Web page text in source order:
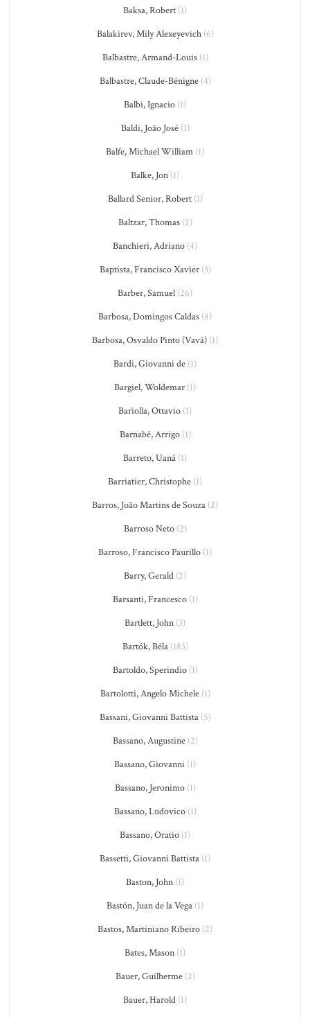
Baksa, Robert (1)
Balakirev, Mily Alexeyevich(6)
Balbastre, Armand-Louis(1)
Balbastre, Claude-Bénigne(4)
Balbi, Ignacio (1)
Baldi, João José(1)
Balfe, Michael William (1)
Balke, Jon (1)
Ballard Senior, Robert(1)
Baltzar, Thomas(2)
Banchieri, Adriano (4)
Baptista, Francisco Xavier(3)
Barber, Samuel (26)
Barbosa, Domingos Caldas (8)
Barbosa, Osvaldo Pinto (Vavá) (1)
Bardi, Giovanni de (1)
Bargiel, Woldemar (1)
Bariolla, Ottavio (1)
Barnabé, Arrigo(1)
Barreto, Uaná (1)
Barriatier, Christophe (1)
Barros, João Martins de Souza (2)
Barroso Neto(2)
Barroso, Francisco Paurillo (1)
Barry, Gerald (2)
Barsanti, Francesco(1)
Bartlett, John (3)
Bartók, Béla(183)
Bartoldo, Sperindio(1)
Bartolotti, Angelo Michele(1)
Bassani, Giovanni Battista(5)
Bassano, Augustine(2)
Bassano, Giovanni (1)
Bassano, Jeronimo(1)
Bassano, Ludovico(1)
Bassano, Oratio (1)
Bassetti, Giovanni Battista (1)
Baston, John (1)
Bastón, Juan de la Vega (1)
Bastos, Martiniano Ribeiro (2)
Bates, Mason (1)
Bauer, Guilherme(2)
Bauer, Harold (1)